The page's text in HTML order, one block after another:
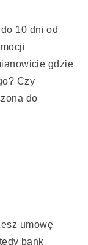
10 dni od
gdzie
Czy
do
umowę
bank